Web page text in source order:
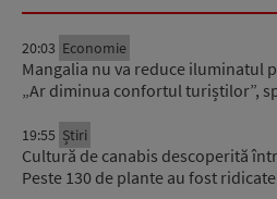
20:03 Economie
Mangalia nu va reduce iluminatul
„Ar diminua confortul turiștilor”,
19:55 Știri
Cultură de canabis descoperită
Peste 130 de plante au fost